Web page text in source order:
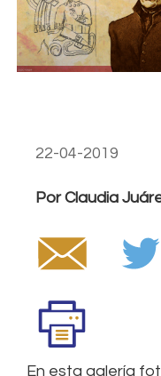
22-04-2019
Por Claudia
En esta galería